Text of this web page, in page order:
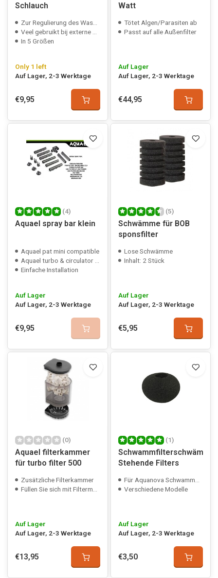
Schlauch
Zur Regulierung des Wasserflusses
Veel gebruikt bij externe filters
In 5 Größen
Only 1 left
Auf Lager, 2-3 Werktage
€9,95
Watt
Tötet Algen/Parasiten ab
Passt auf alle Außenfilter
Auf Lager
Auf Lager, 2-3 Werktage
€44,95
(4)
Aquael spray bar klein
Aquael pat mini compatible
Aquael turbo & circulator 500 compatible
Einfache Installation
Auf Lager
Auf Lager, 2-3 Werktage
€9,95
(5)
Schwämme für BOB
sponsfilter
Lose Schwämme
Inhalt: 2 Stück
Auf Lager
Auf Lager, 2-3 Werktage
€5,95
(0)
Aquael filterkammer
für turbo filter 500
Zusätzliche Filterkammer
Füllen Sie sich mit Filtermedien
Auf Lager
Auf Lager, 2-3 Werktage
€13,95
(1)
Schwammfilterschwämme
Stehende Filters
Für Aquanova Schwammfilter
Verschiedene Modelle
Auf Lager
Auf Lager, 2-3 Werktage
€3,50